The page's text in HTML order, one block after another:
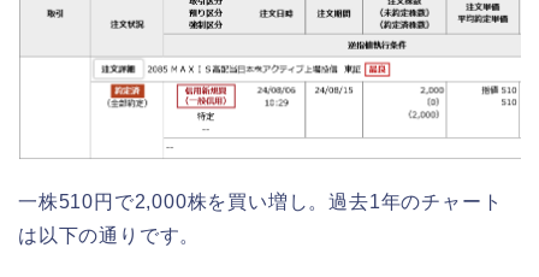
一株510円で2,000株を買い増し。過去1年のチャート
は以下の通りです。